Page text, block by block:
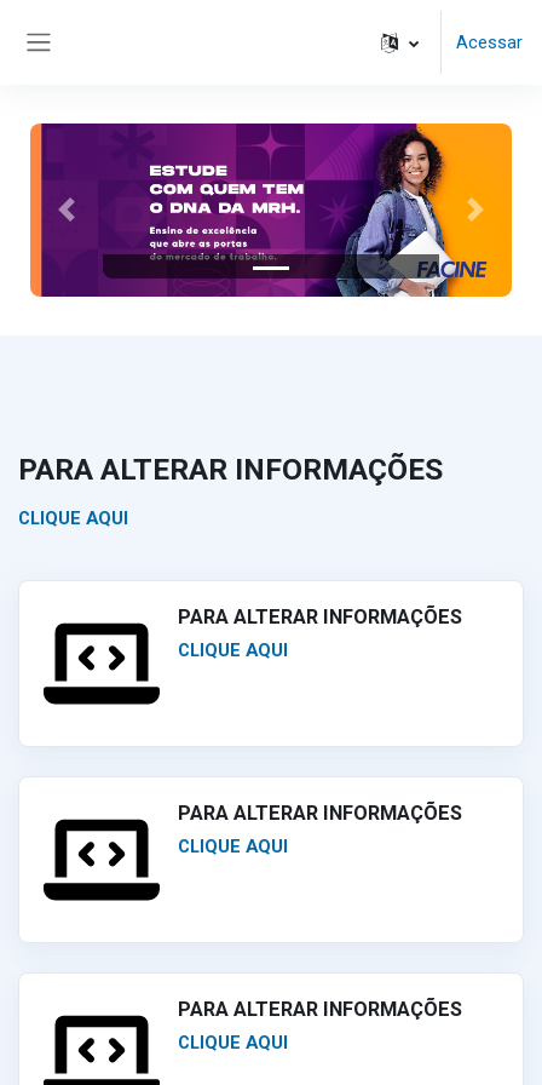
Acessar
Anterior Próximo
PARA ALTERAR INFORMAÇÕES
CLIQUE AQUI
PARA ALTERAR INFORMAÇÕES
CLIQUE AQUI
PARA ALTERAR INFORMAÇÕES
CLIQUE AQUI
PARA ALTERAR INFORMAÇÕES
CLIQUE AQUI